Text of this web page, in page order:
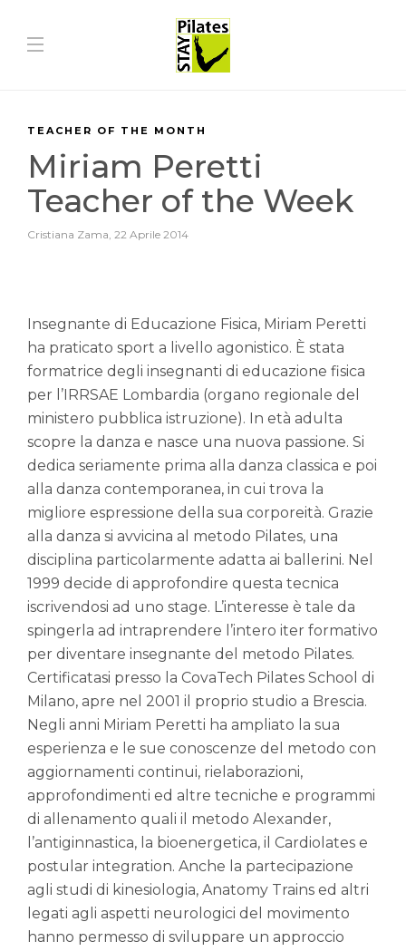
TEACHER OF THE MONTH
Miriam Peretti
Teacher of the Week
Cristiana Zama, 22 Aprile 2014
Insegnante di Educazione Fisica, Miriam Peretti
ha praticato sport a livello agonistico. È stata
formatrice degli insegnanti di educazione fisica
per l’IRRSAE Lombardia (organo regionale del
ministero pubblica istruzione). In età adulta
scopre la danza e nasce una nuova passione. Si
dedica seriamente prima alla danza classica e poi
alla danza contemporanea, in cui trova la
migliore espressione della sua corporeità. Grazie
alla danza si avvicina al metodo Pilates, una
disciplina particolarmente adatta ai ballerini. Nel
1999 decide di approfondire questa tecnica
iscrivendosi ad uno stage. L’interesse è tale da
spingerla ad intraprendere l’intero iter formativo
per diventare insegnante del metodo Pilates.
Certificatasi presso la CovaTech Pilates School di
Milano, apre nel 2001 il proprio studio a Brescia.
Negli anni Miriam Peretti ha ampliato la sua
esperienza e le sue conoscenze del metodo con
aggiornamenti continui, rielaborazioni,
approfondimenti ed altre tecniche e programmi
di allenamento quali il metodo Alexander,
l’antiginnastica, la bioenergetica, il Cardiolates e
postular integration. Anche la partecipazione
agli studi di kinesiologia, Anatomy Trains ed altri
legati agli aspetti neurologici del movimento
hanno permesso di sviluppare un approccio